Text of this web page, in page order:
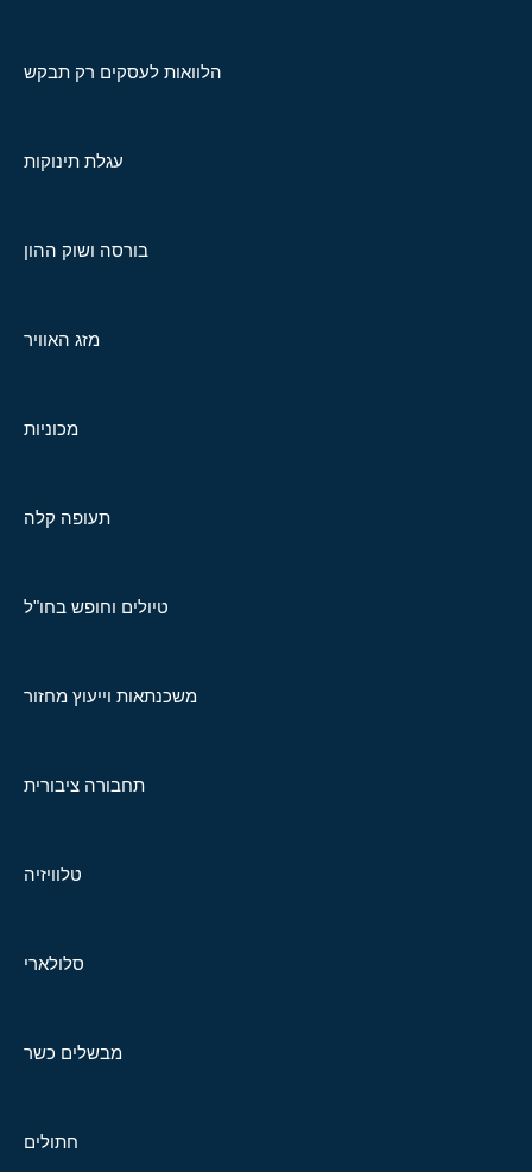
הלוואות לעסקים רק תבקש
עגלת תינוקות
בורסה ושוק ההון
מזג האוויר
מכוניות
תעופה קלה
טיולים וחופש בחו"ל
משכנתאות וייעוץ מחזור
תחבורה ציבורית
טלוויזיה
סלולארי
מבשלים כשר
חתולים